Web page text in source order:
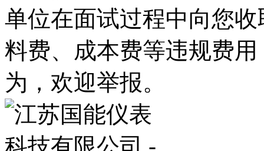
单位在面试过程中向您
料费、成本费等违规费
为，欢迎举报。